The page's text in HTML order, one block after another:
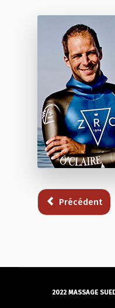
Précédent
2022 MASSAGE